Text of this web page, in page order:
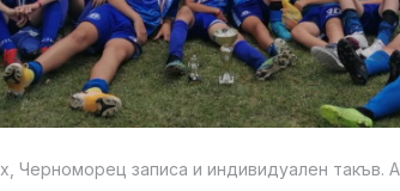
Черноморец записа и индивидуален такъв.